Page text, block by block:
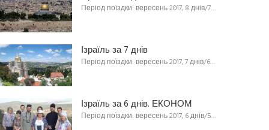
Період поїздки: вересень 2017, 8 днів/7…
Ізраїль за 7 днів
Період поїздки: вересень 2017, 7 днів/6…
Ізраїль за 6 днів. ЕКОНОМ
Період поїздки: вересень 2017, 6 днів/5…